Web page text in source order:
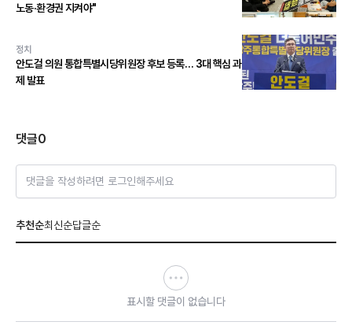
노동·환경권 지켜야"
정치
안도걸 의원 통합특별시당위원장 후보 등록… 3대 핵심 과
제 발표
댓글0
댓글을 작성하려면 로그인해주세요
추천순최신순답글순
표시할 댓글이 없습니다